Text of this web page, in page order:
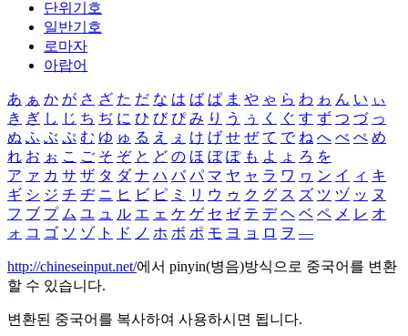
단위기호
일반기호
로마자
아랍어
あ ぁ か が さ ざ た だ な は ば ぱ ま や ゃ ら わ ゎ ん い ぃ
き ぎ し じ ち ぢ に ひ び ぴ み り う ぅ く ぐ す ず つ づ っ
ぬ ふ ぶ ぷ む ゆ ゅ る え ぇ け げ せ ぜ て で ね へ べ ぺ め
れ お ぉ こ ご そ ぞ と ど の ほ ぼ ぽ も よ ょ ろ を
ア ァ カ サ ザ タ ダ ナ ハ バ パ マ ヤ ャ ラ ワ ヮ ン イ ィ キ
ギ シ ジ チ ヂ ニ ヒ ビ ピ ミ リ ウ ゥ ク グ ス ズ ツ ヅ ッ ヌ
フ ブ プ ム ユ ュ ル エ ェ ケ ゲ セ ゼ テ デ ヘ ベ ペ メ レ オ
ォ コ ゴ ソ ゾ ト ド ノ ホ ボ ポ モ ヨ ョ ロ ヲ ―
http://chineseinput.net/에서 pinyin(병음)방식으로 중국어를 변환
할 수 있습니다.
변환된 중국어를 복사하여 사용하시면 됩니다.